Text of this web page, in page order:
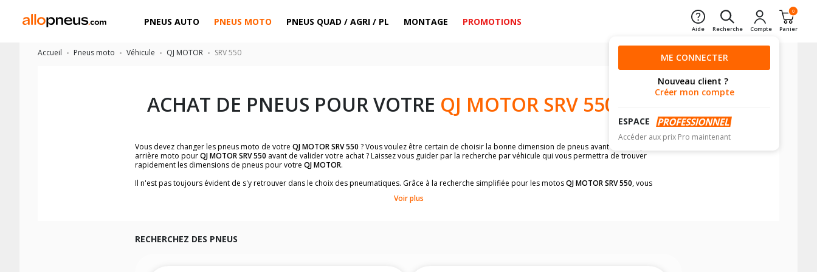
PNEUS AUTO PNEUS MOTO PNEUS QUAD / AGRI / PL MONTAGE PROMOTIONS
Aide Recherche Compte
0
Panier
ME CONNECTER
Nouveau client ?
Créer mon compte
ESPACE
Accéder aux prix Pro maintenant
Accueil Pneus moto Véhicule QJ MOTOR SRV 550
ACHAT DE PNEUS POUR VOTRE QJ MOTOR SRV 550
Vous devez changer les pneus moto de votre QJ MOTOR SRV 550 ? Vous voulez être certain de choisir la bonne dimension de pneus avant moto et pneus
arrière moto pourQJ MOTOR SRV 550 avant de valider votre achat ? Laissez vous guider par la recherche par véhicule qui vous permettra de trouver
rapidement les dimensions de pneus pour votre QJ MOTOR.
Il n'est pas toujours évident de s'y retrouver dans le choix des pneumatiques. Grâce à la recherche simplifiée pour les motosQJ MOTOR SRV 550, vous
Vous ne savez pas comment trouver les dimensions de vos pneus ? Ces informations sont indiquées sur le flanc des pneumatiques, dans le carnet de bord de
facilement.
Voir plus
RECHERCHEZ DES PNEUS